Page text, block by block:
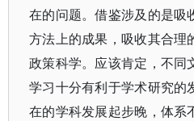
在的问题。借鉴涉及的是吸
方法上的成果，吸收其合理
政策科学。应该肯定，不同
学习十分有利于学术研究的
在的学科发展起步晚，体系